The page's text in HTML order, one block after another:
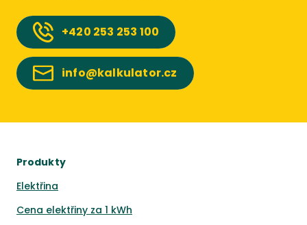
+420 253 253 100
info@kalkulator.cz
Produkty
Elektřina
Cena elektřiny za 1 kWh